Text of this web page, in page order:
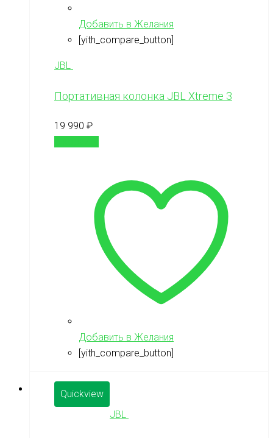
Добавить в Желания
[yith_compare_button]
JBL
Портативная колонка JBL Xtreme 3
19 990 ₽
Добавить в Желания
[yith_compare_button]
Quickview
JBL